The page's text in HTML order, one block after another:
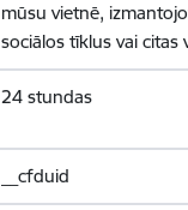
mūsu vietnē,
sociālos tīklus vai citas
24 stundas
__cfduid